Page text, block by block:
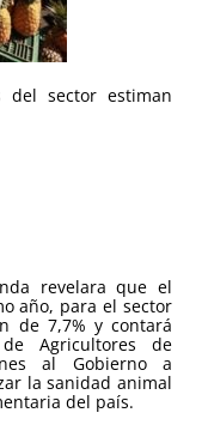
del sector estiman
revelara que el
año, para el sector
de 7,7% y contará
Agricultores de
al Gobierno a
la sanidad animal
del país.